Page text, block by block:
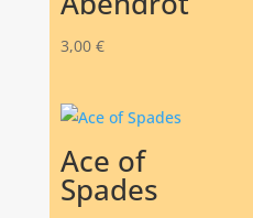
3,00 €
Ace of
Spades